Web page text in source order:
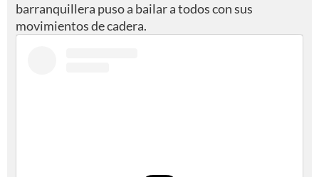
barranquillera puso a bailar a todos con sus
movimientos de cadera.